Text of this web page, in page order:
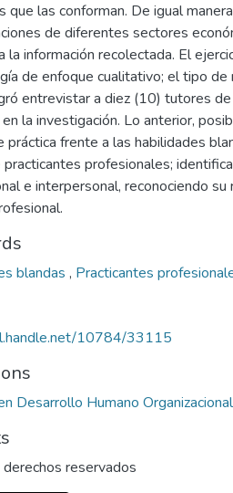
que las conforman. De igual
de diferentes sectores
la información recolectada. El
de enfoque cualitativo; el tipo
entrevistar a diez (10) tutores
la investigación. Lo anterior,
práctica frente a las habilidades
profesionales;
e interpersonal, reconociendo
blandas , Practicantes
10784/33115
Desarrollo Humano
reservados